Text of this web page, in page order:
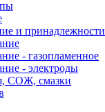
и принадлежности
- газопламенное
- электроды
СОЖ, смазки